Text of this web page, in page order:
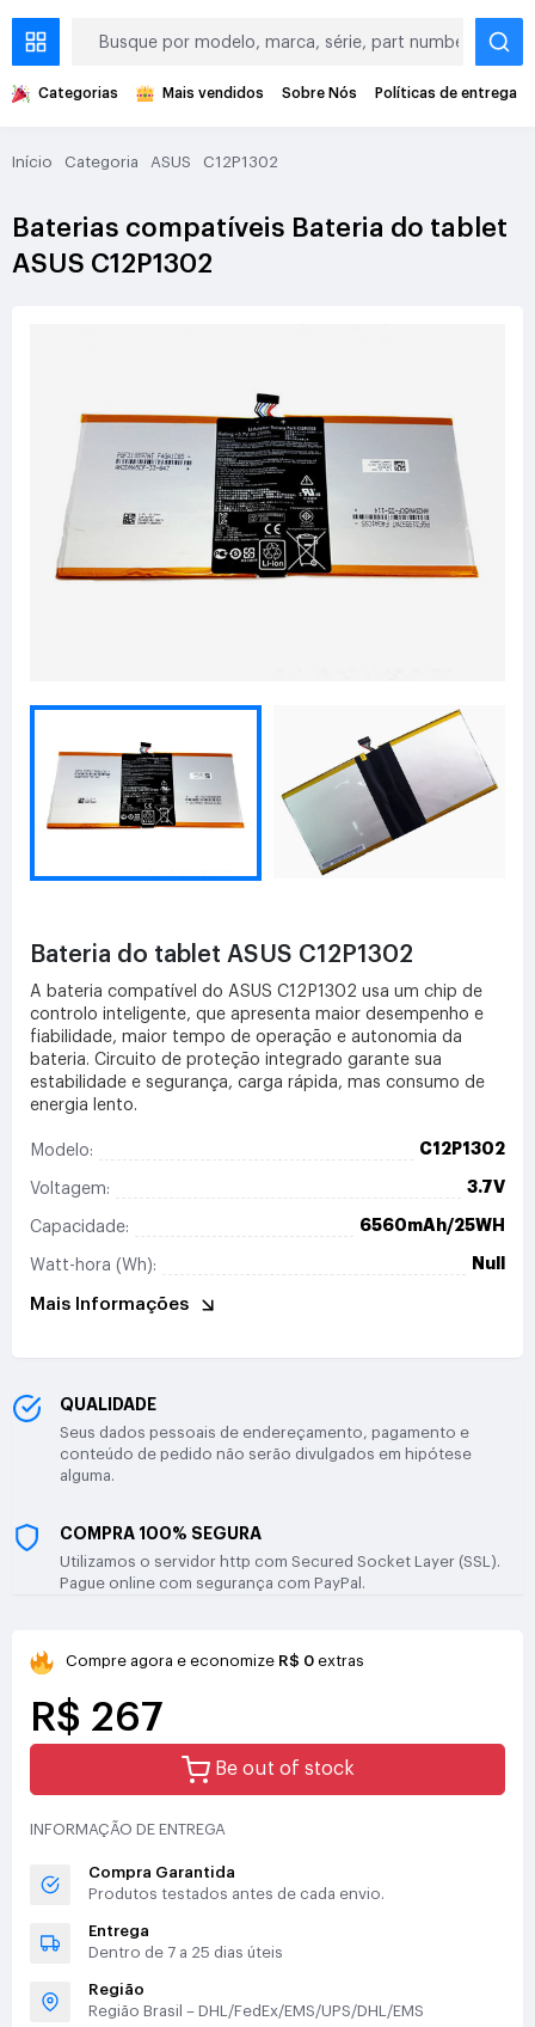
Categorias Mais vendidos Sobre Nós Políticas de entrega
Início Categoria ASUS C12P1302
Baterias compatíveis Bateria do tablet
ASUS C12P1302
Bateria do tablet ASUS C12P1302
A bateria compatível do ASUS C12P1302 usa um chip de
controlo inteligente, que apresenta maior desempenho e
fiabilidade, maior tempo de operação e autonomia da
bateria. Circuito de proteção integrado garante sua
estabilidade e segurança, carga rápida, mas consumo de
energia lento.
Modelo: C12P1302
Voltagem: 3.7V
Capacidade: 6560mAh/25WH
Watt-hora (Wh): Null
Mais Informações
QUALIDADE
Seus dados pessoais de endereçamento, pagamento e
conteúdo de pedido não serão divulgados em hipótese
alguma.
COMPRA 100% SEGURA
Utilizamos o servidor http com Secured Socket Layer (SSL).
Pague online com segurança com PayPal.
Compre agora e economize R$ 0 extras
R$ 267
Be out of stock
INFORMAÇÃO DE ENTREGA
Compra Garantida
Produtos testados antes de cada envio.
Entrega
Dentro de 7 a 25 dias úteis
Região
Região Brasil – DHL/FedEx/EMS/UPS/DHL/EMS